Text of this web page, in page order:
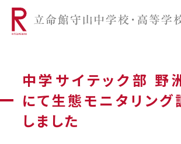
中学サイテック部 野
にて生態モニタリン
しました